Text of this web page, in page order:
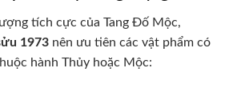
tích cực của Tang Đố Mộc,
1973 nên ưu tiên các vật phẩm có
hành Thủy hoặc Mộc: